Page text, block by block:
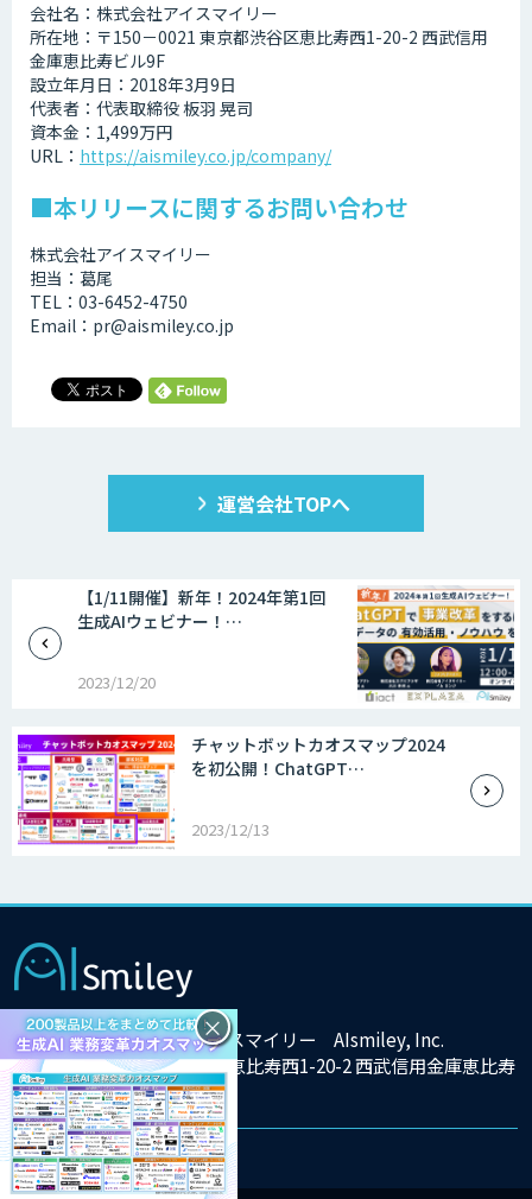
会社名：株式会社アイスマイリー
所在地：〒150－0021 東京都渋谷区恵比寿西1-20-2 西武信用
金庫恵比寿ビル9F
設立年月日：2018年3月9日
代表者：代表取締役 板羽 晃司
資本金：1,499万円
URL： https://aismiley.co.jp/company/
■本リリースに関するお問い合わせ
株式会社アイスマイリー
担当：葛尾
TEL：03-6452-4750
Email：pr@aismiley.co.jp
運営会社TOPへ
【1/11開催】新年！2024年第1回
生成AIウェビナー！…
2023/12/20
チャットボットカオスマップ2024
を初公開！ChatGPT…
2023/12/13
株式会社アイスマイリー AIsmiley, Inc.
東京都渋谷区恵比寿西1-20-2 西武信用金庫恵比寿
ビル9F
×